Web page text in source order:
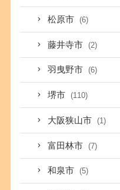
松原市 (6)
藤井寺市 (2)
羽曳野市 (6)
堺市 (110)
大阪狭山市 (1)
富田林市 (7)
和泉市 (5)